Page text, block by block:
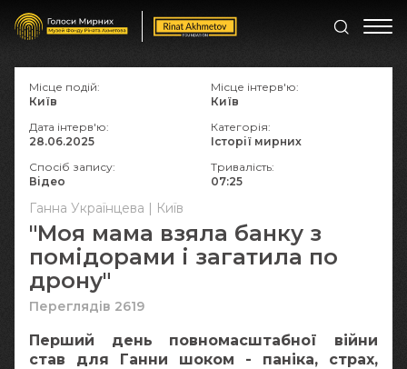
Ганна Українцева | Київ
"Моя мама взяла банку з
помідорами і загатила по
дрону"
Переглядів 2619
Перший день повномасштабної війни
став для Ганни шоком - паніка, страх,
Місце подій:
Київ
Місце інтерв'ю:
Київ
Дата інтерв'ю:
28.06.2025
Категорія:
Історії мирних
Спосіб запису:
Відео
Тривалість:
07:25